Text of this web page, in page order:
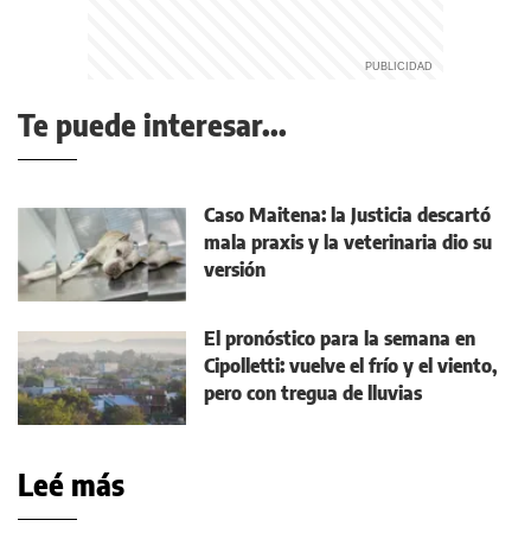
Te puede interesar...
Caso Maitena: la Justicia descartó
mala praxis y la veterinaria dio su
versión
El pronóstico para la semana en
Cipolletti: vuelve el frío y el viento,
pero con tregua de lluvias
Leé más